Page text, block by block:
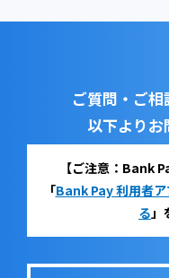
ご質問・ご相
以下よりお
【ご注意：Bank
「Bank Pay 利用者
る 」